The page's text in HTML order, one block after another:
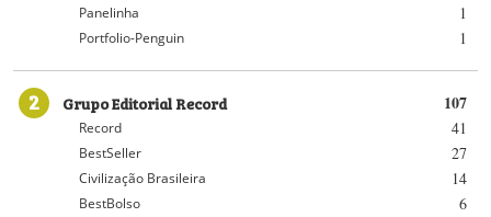
1
Panelinha
1
Portfolio-Penguin
2 107
Grupo Editorial Record
41
Record
27
BestSeller
14
Civilização Brasileira
6
BestBolso